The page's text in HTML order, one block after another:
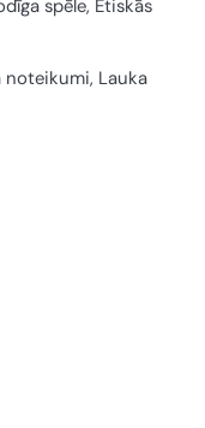
spēle, Ētiskās
noteikumi, Lauka